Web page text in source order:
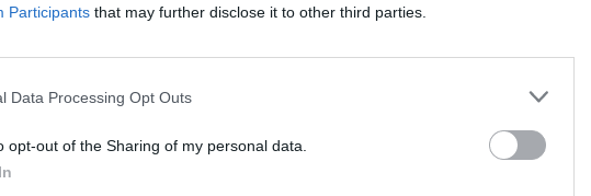
Participants that may further disclose it to other third parties.
Data Processing Opt Outs
opt-out of the Sharing of my personal data.
anche al sintetico. Io credo che nel
è aperta. Loro sono una
poter inseguire la qualificazione
Aston
in
risultati
l'Aston